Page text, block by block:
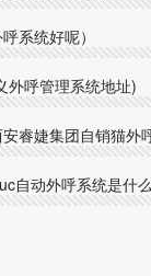
系统好呢）
外呼管理系统地址)
睿婕集团自销猫外
自动外呼系统是什